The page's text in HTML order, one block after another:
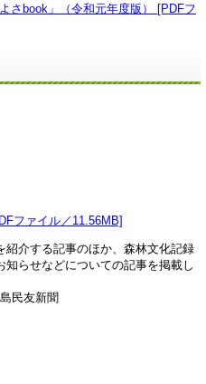
さbook」（令和元年度版） [PDFフ
ファイル／11.56MB]
紹介する記事のほか、森林文化記録
らせなどについての記事を掲載し
民友新聞